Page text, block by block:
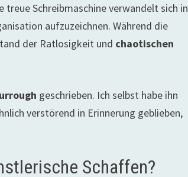
Schreibmaschine verwandelt sich in
aufzuzeichnen. Während die
der Ratlosigkeit und chaotischen
geschrieben. Ich selbst habe ihn
verstörend in Erinnerung geblieben,
Schaffen?